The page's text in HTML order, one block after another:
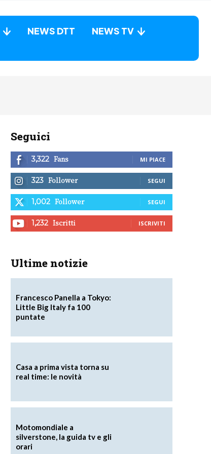
NEWS DTT
NEWS TV
Seguici
3,322 Fans MI PIACE
323 Follower SEGUI
1,002 Follower SEGUI
1,232 Iscritti ISCRIVITI
Ultime notizie
Francesco Panella a Tokyo:
Little Big Italy fa 100
puntate
Casa a prima vista torna su
real time: le novità
Motomondiale a
silverstone, la guida tv e gli
orari